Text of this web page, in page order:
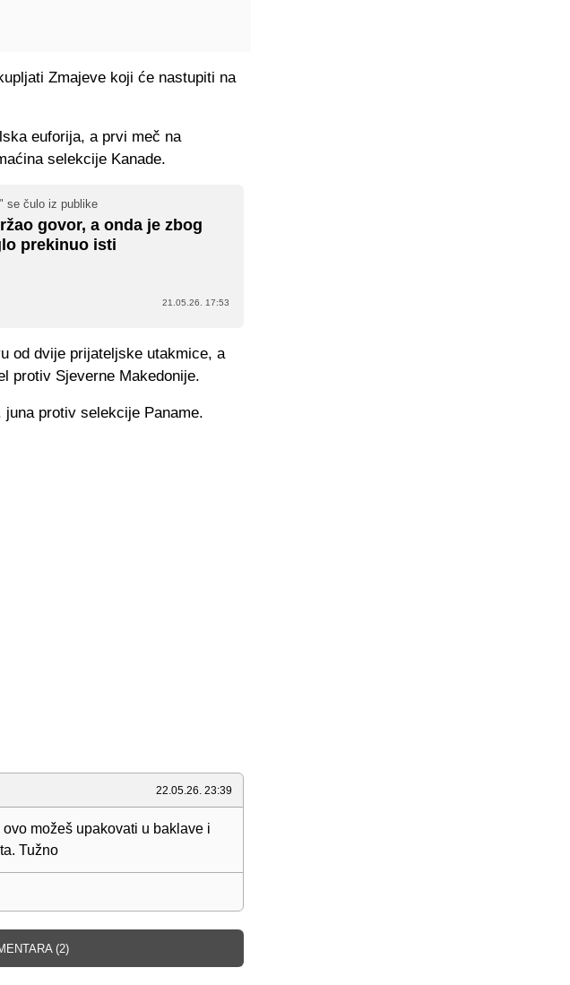
Zmajeve koji će nastupiti na
euforija, a prvi meč na
selekcije Kanade.
se čulo iz publike
govor, a onda je zbog
prekinuo isti
21.05.26. 17:53
od dvije prijateljske utakmice, a
protiv Sjeverne Makedonije.
juna protiv selekcije Paname.
22.05.26. 23:39
možeš upakovati u baklave i
Tužno
(2)